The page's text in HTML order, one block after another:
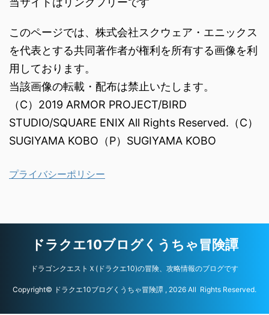
このページでは、株式会社スクウェア・エニックス
を代表とする共同著作者が権利を所有する画像を利
用しております。
当該画像の転載・配布は禁止いたします。
（C）2019 ARMOR PROJECT/BIRD
STUDIO/SQUARE ENIX All Rights Reserved.（C）
SUGIYAMA KOBO（P）SUGIYAMA KOBO
プライバシーポリシー
ドラクエ10ブログくうちゃ冒険譚
ドラゴンクエストＸ(ドラクエ10)の冒険、攻略情報のブログです
Copyright© ドラクエ10ブログくうちゃ冒険譚 , 2026 All Rights Reserved.